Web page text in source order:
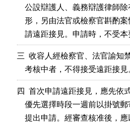
公設辯護人、義務辯護律師
形，另由法官或檢察官斟酌
請遠距接見。申請時，不受
三  收容人經檢察官、法官諭知
考核中者，不得接受遠距接見
四  首次申請遠距接見，應先依
優先選擇時段一週前以掛號
提出申請。經審查核准後，